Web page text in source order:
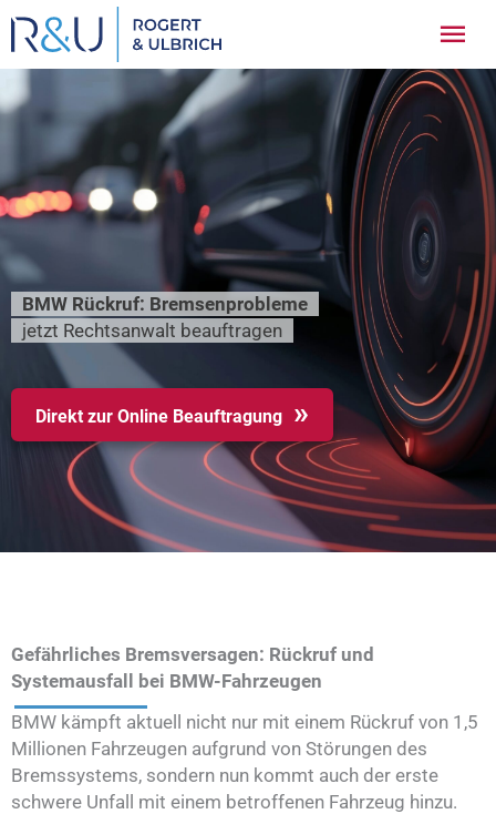
Zum
Inhalt
springen
BMW Rückruf: Bremsenprobleme
jetzt Rechtsanwalt beauftragen
Direkt zur Online Beauftragung
Gefährliches Bremsversagen: Rückruf und
Systemausfall bei BMW-Fahrzeugen
BMW kämpft aktuell nicht nur mit einem Rückruf von 1,5
Millionen Fahrzeugen aufgrund von Störungen des
Bremssystems, sondern nun kommt auch der erste
schwere Unfall mit einem betroffenen Fahrzeug hinzu.